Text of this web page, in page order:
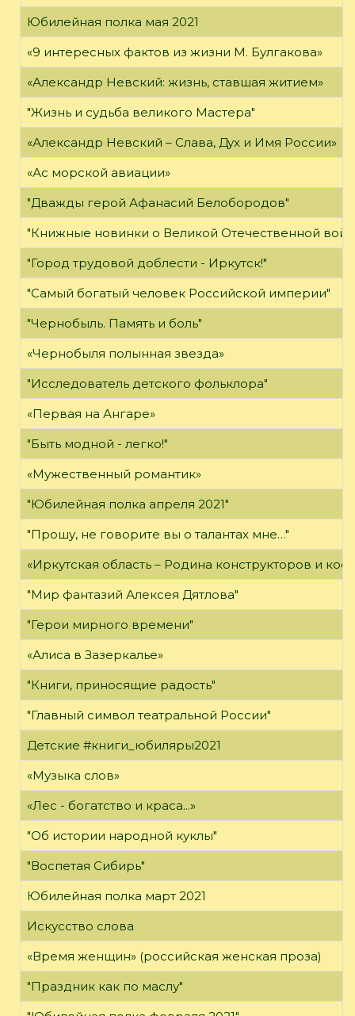
Юбилейная полка мая 2021
«9 интересных фактов из жизни М. Булгакова»
«Александр Невский: жизнь, ставшая житием»
"Жизнь и судьба великого Мастера"
«Александр Невский – Слава, Дух и Имя России»
«Ас морской авиации»
"Дважды герой Афанасий Белобородов"
"Книжные новинки о Великой Отечественной
"Город трудовой доблести - Иркутск!"
"Самый богатый человек Российской империи"
"Чернобыль. Память и боль"
«Чернобыля полынная звезда»
"Исследователь детского фольклора"
«Первая на Ангаре»
"Быть модной - легко!"
«Мужественный романтик»
"Юбилейная полка апреля 2021"
"Прошу, не говорите вы о талантах мне…"
«Иркутская область – Родина конструкторов и
"Мир фантазий Алексея Дятлова"
"Герои мирного времени"
«Алиса в Зазеркалье»
"Книги, приносящие радость"
"Главный символ театральной России"
Детские #книги_юбиляры2021
«Музыка слов»
«Лес - богатство и краса...»
"Об истории народной куклы"
"Воспетая Сибирь"
Юбилейная полка март 2021
Искусство слова
«Время женщин» (российская женская проза)
"Праздник как по маслу"